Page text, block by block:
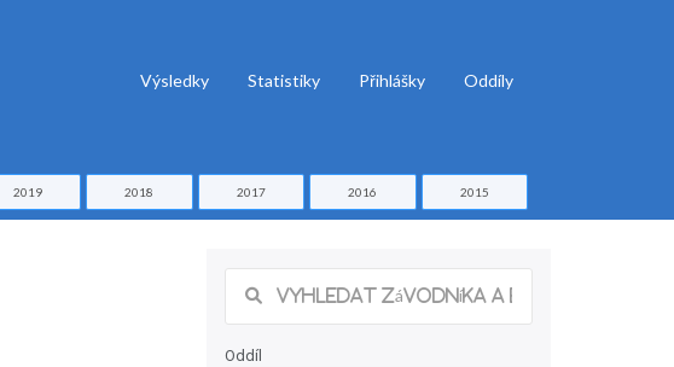
Výsledky Statistiky Přihlášky Oddíly
2019 2018 2017 2016 2015
Oddíl